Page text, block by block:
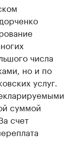
числа
но и по
услуг.
суммой
счет